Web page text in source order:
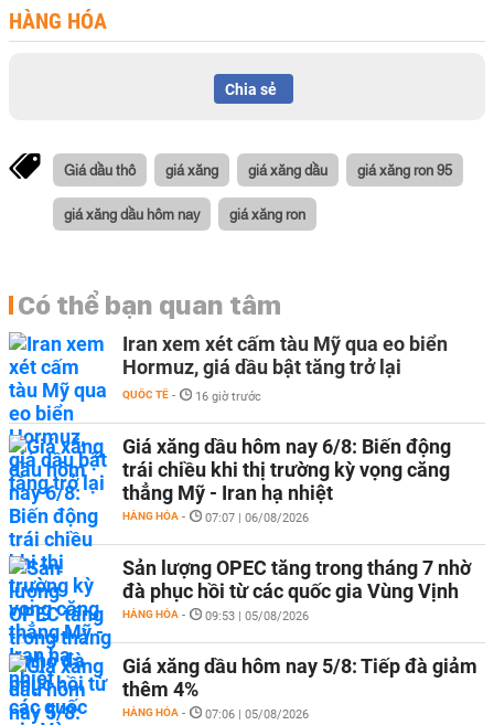
HÀNG HÓA
Chia sẻ
Giá dầu thô giá xăng giá xăng dầu giá xăng ron 95
giá xăng dầu hôm nay giá xăng ron
Có thể bạn quan tâm
Iran xem xét cấm tàu Mỹ qua eo biển
Hormuz, giá dầu bật tăng trở lại
QUỐC TẾ - 16 giờ trước
Giá xăng dầu hôm nay 6/8: Biến động
trái chiều khi thị trường kỳ vọng căng
thẳng Mỹ - Iran hạ nhiệt
HÀNG HÓA - 07:07 | 06/08/2026
Sản lượng OPEC tăng trong tháng 7 nhờ
đà phục hồi từ các quốc gia Vùng Vịnh
HÀNG HÓA - 09:53 | 05/08/2026
Giá xăng dầu hôm nay 5/8: Tiếp đà giảm
thêm 4%
HÀNG HÓA - 07:06 | 05/08/2026